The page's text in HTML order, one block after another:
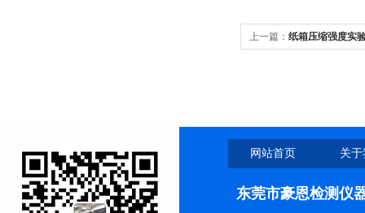
上一篇： 纸箱压缩强度实
网站首页 关
东莞市豪恩检测仪